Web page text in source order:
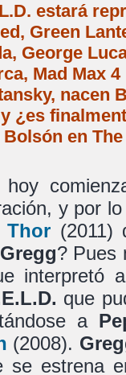
estará
Green
George
Mad Max
nacen
¿es
en
hoy
y por
Thor
Gregg? Pues
interpretó
que
a
(2008).
se estrena